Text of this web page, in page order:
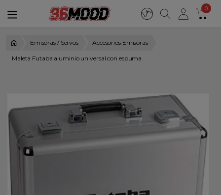
0
Emisoras / Servos Accesorios Emisoras
Maleta Futaba aluminio universal con espuma